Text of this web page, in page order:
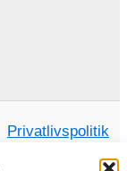
Privatlivspolitik